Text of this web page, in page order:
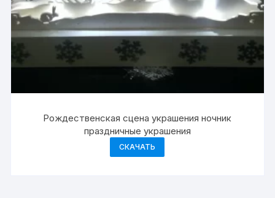
Рождественская сцена украшения ночник
праздничные украшения
СКАЧАТЬ